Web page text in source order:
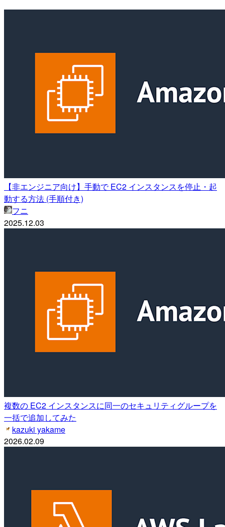
【非エンジニア向け】手動で EC2 インスタンスを停止・起
動する方法 (手順付き)
フニ
2025.12.03
複数の EC2 インスタンスに同一のセキュリティグループを
一括で追加してみた
kazuki yakame
2026.02.09